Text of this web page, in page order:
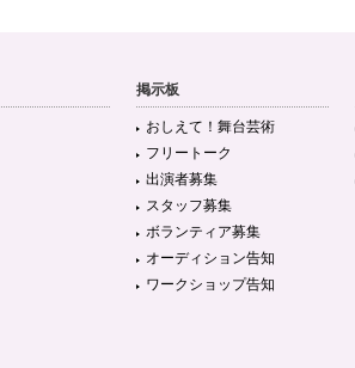
掲示板
おしえて！舞台芸術
フリートーク
出演者募集
スタッフ募集
ボランティア募集
オーディション告知
ワークショップ告知